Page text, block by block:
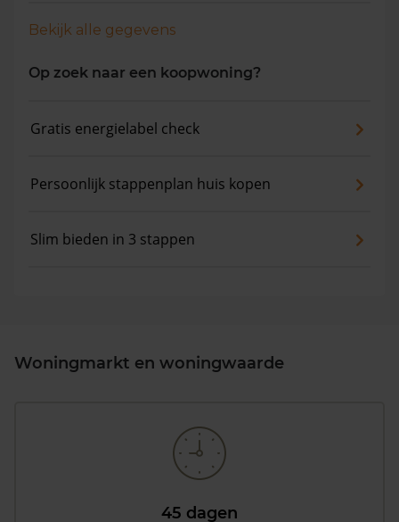
Bekijk alle gegevens
Op zoek naar een koopwoning?
Gratis energielabel check
Persoonlijk stappenplan huis kopen
Slim bieden in 3 stappen
Woningmarkt en woningwaarde
45 dagen